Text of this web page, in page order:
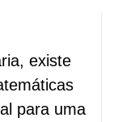
existe
para uma